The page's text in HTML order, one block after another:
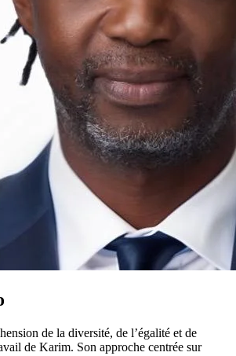
de la diversité, de l’égalité et de
de Karim. Son approche centrée sur